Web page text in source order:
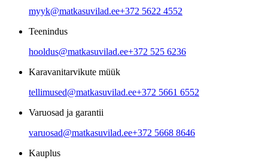
myyk@matkasuvilad.ee+372 5622 4552
Teenindus
hooldus@matkasuvilad.ee+372 525 6236
Karavanitarvikute müük
tellimused@matkasuvilad.ee+372 5661 6552
Varuosad ja garantii
varuosad@matkasuvilad.ee+372 5668 8646
Kauplus